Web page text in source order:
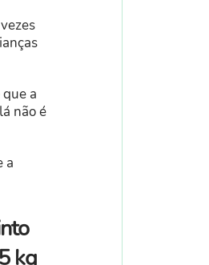
a
não é
a
kg